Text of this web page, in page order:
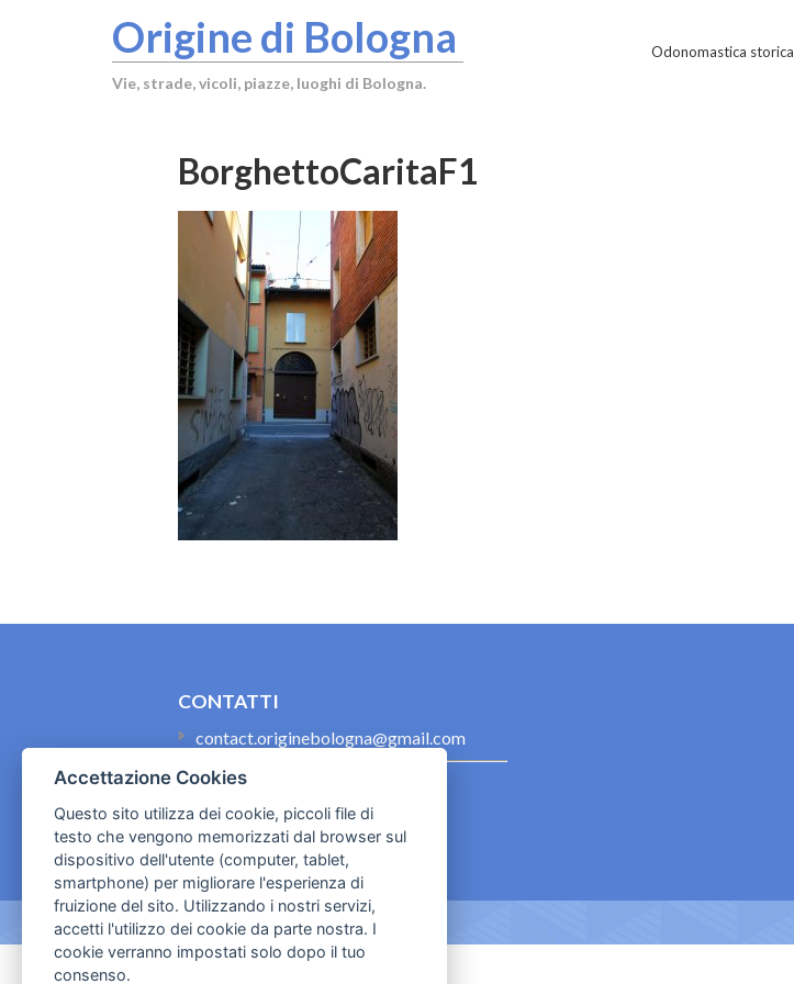
Origine di Bologna
Vie, strade, vicoli, piazze, luoghi di Bologna.
Odonomastica storica
BorghettoCaritaF1
CONTATTI
contact.originebologna@gmail.com
Cookies e informativa privacy
Accettazione Cookies
Questo sito utilizza dei cookie, piccoli file di
testo che vengono memorizzati dal browser sul
dispositivo dell'utente (computer, tablet,
smartphone) per migliorare l'esperienza di
fruizione del sito. Utilizzando i nostri servizi,
accetti l'utilizzo dei cookie da parte nostra. I
cookie verranno impostati solo dopo il tuo
consenso.